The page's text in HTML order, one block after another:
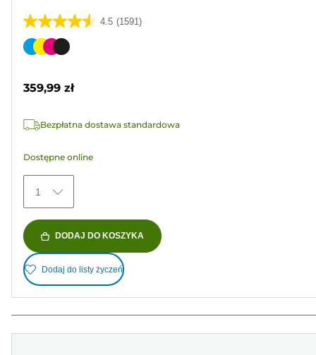
4.5 (1591)
4.5
na
1591
Wkład
359,99 zł
Bezpłatna dostawa standardowa
Dostępne online
1
DODAJ DO KOSZYKA
Dodaj do listy życzeń